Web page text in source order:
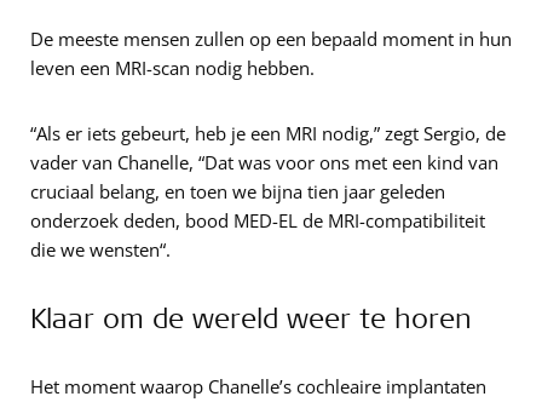
De meeste mensen zullen op een bepaald moment in hun
leven een MRI-scan nodig hebben.
“Als er iets gebeurt, heb je een MRI nodig,” zegt Sergio, de
vader van Chanelle, “Dat was voor ons met een kind van
cruciaal belang, en toen we bijna tien jaar geleden
onderzoek deden, bood MED-EL de MRI-compatibiliteit
die we wensten“.
Klaar om de wereld weer te horen
Het moment waarop Chanelle’s cochleaire implantaten